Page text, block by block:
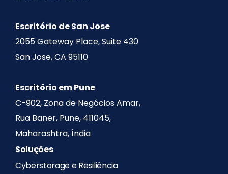
Escritório de San Jose
2055 Gateway Place, Suite 430
San Jose, CA 95110
Escritório em Pune
C-902, Zona de Negócios Amar,
Rua Baner, Pune, 411045,
Maharashtra, Índia
Soluções
Cyberstorage e Resiliência